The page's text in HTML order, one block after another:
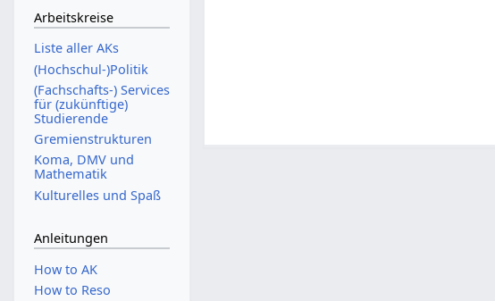
Arbeitskreise
Liste aller AKs
(Hochschul-)Politik
(Fachschafts-) Services
für (zukünftige)
Studierende
Gremienstrukturen
Koma, DMV und
Mathematik
Kulturelles und Spaß
Anleitungen
How to AK
How to Reso